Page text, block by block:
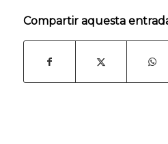
Compartir aquesta